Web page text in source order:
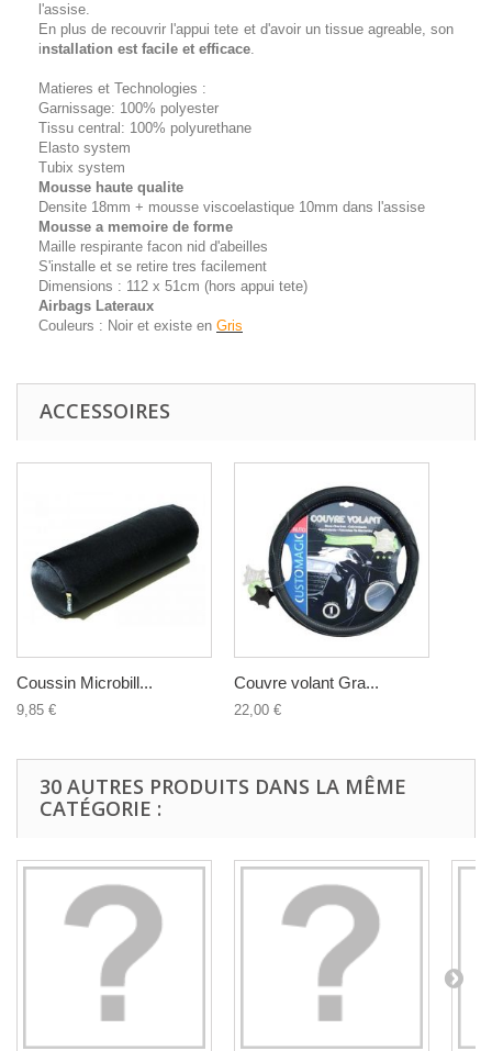
l'assise.
En plus de recouvrir l'appui tete et d'avoir un tissue agreable, son
installation est facile et efficace.
Matieres et Technologies :
Garnissage: 100% polyester
Tissu central: 100% polyurethane
Elasto system
Tubix system
Mousse haute qualite
Densite 18mm + mousse viscoelastique 10mm dans l'assise
Mousse a memoire de forme
Maille respirante facon nid d'abeilles
S'installe et se retire tres facilement
Dimensions : 112 x 51cm (hors appui tete)
Airbags Lateraux
Couleurs : Noir et existe en Gris
ACCESSOIRES
Coussin Microbill...
9,85 €
Couvre volant Gra...
22,00 €
30 AUTRES PRODUITS DANS LA MÊME
CATÉGORIE :